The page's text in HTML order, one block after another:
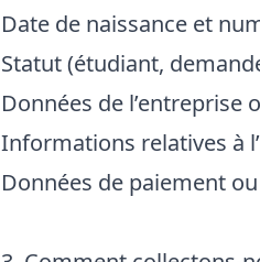
Date de naissance et
Statut (étudiant,
Données de l’entreprise
Informations relatives à
Données de paiement